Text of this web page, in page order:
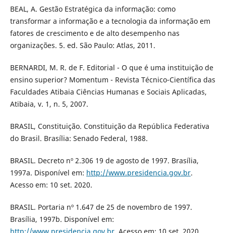
BEAL, A. Gestão Estratégica da informação: como
transformar a informação e a tecnologia da informação em
fatores de crescimento e de alto desempenho nas
organizações. 5. ed. São Paulo: Atlas, 2011.
BERNARDI, M. R. de F. Editorial - O que é uma instituição de
ensino superior? Momentum - Revista Técnico-Científica das
Faculdades Atibaia Ciências Humanas e Sociais Aplicadas,
Atibaia, v. 1, n. 5, 2007.
BRASIL, Constituição. Constituição da República Federativa
do Brasil. Brasília: Senado Federal, 1988.
BRASIL. Decreto nº 2.306 19 de agosto de 1997. Brasília,
1997a. Disponível em: http://www.presidencia.gov.br.
Acesso em: 10 set. 2020.
BRASIL. Portaria nº 1.647 de 25 de novembro de 1997.
Brasília, 1997b. Disponível em: